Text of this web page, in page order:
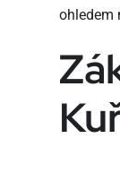
ohledem